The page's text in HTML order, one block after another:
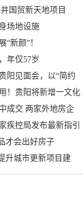
国贸新天地项目
场地设施
新颜”！
年仅57岁
阳见面会，以“简约
！贵阳将新增一文化
成交 两家外地房企
疾控局发布最新指引
才会出好房子
升城市更新项目建